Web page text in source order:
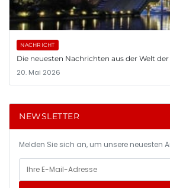
NACHRICHT
Die neuesten Nachrichten aus der Welt
20. Mai 2026
NEWSLETTER
Melden Sie sich an, um unsere neuesten